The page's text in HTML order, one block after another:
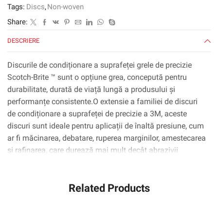
22,23
50
EA/CAZĂ
Tags: Discs,Non-woven
Share:
DESCRIERE
Discurile de condiționare a suprafeței grele de precizie
Scotch-Brite ™ sunt o opțiune grea, concepută pentru
durabilitate, durată de viață lungă a produsului și
performanțe consistente.O extensie a familiei de discuri
de condiționare a suprafeței de precizie a 3M, aceste
discuri sunt ideale pentru aplicații de înaltă presiune, cum
ar fi măcinarea, debatare, ruperea marginilor, amestecarea
și rafinarea, care durează mai mult decât abrazivii
margine;Gradul XXCRS (60+) durează cu 2x mai mult pe
Related Products